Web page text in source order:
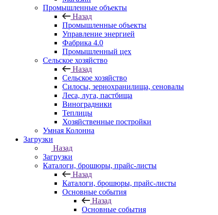
Промышленные объекты
Назад
Промышленные объекты
Управление энергией
Фабрика 4.0
Промышленный цех
Cельское хозяйство
Назад
Cельское хозяйство
Силосы, зернохранилища, сеновалы
Леса, луга, пастбища
Виноградники
Теплицы
Хозяйственные постройки
Умная Колонна
Загрузки
Назад
Загрузки
Каталоги, брошюры, прайс-листы
Назад
Каталоги, брошюры, прайс-листы
Основные события
Назад
Основные события